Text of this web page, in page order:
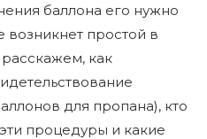
баллона его нужно
возникнет простой в
расскажем, как
для пропана), кто
процедуры и какие